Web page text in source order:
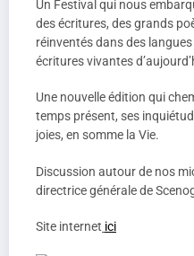
Un Festival qui nous
des écritures, des grands
réinventés dans des
écritures vivantes
Une nouvelle édition qui
temps présent, ses
joies, en somme la Vie.
Discussion autour de nos
directrice générale de
Site internet ici